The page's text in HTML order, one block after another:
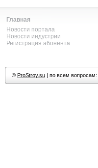
Главная
Новости портала
Новости индустрии
Регистрация абонента
© ProStroy.su| по всем вопросам: